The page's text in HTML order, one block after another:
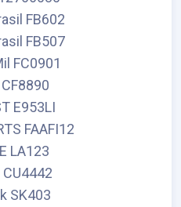
FB602
FB507
FC0901
E953LI
FAAFI12
LA123
SK403